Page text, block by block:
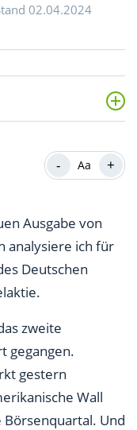
02.04.2024
- Aa +
Ausgabe von
analysiere ich für
Deutschen
zweite
gegangen.
gestern
Wall
Und